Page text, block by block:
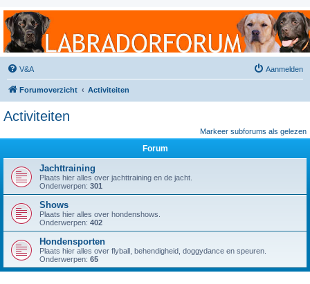
Labradorforum
Het gezelligste Labradorforum van Nederland en België!
V&A Aanmelden
Forumoverzicht Activiteiten
Activiteiten
Markeer subforums als gelezen
Forum
Jachttraining
Plaats hier alles over jachttraining en de jacht.
Onderwerpen: 301
Shows
Plaats hier alles over hondenshows.
Onderwerpen: 402
Hondensporten
Plaats hier alles over flyball, behendigheid, doggydance en speuren.
Onderwerpen: 65